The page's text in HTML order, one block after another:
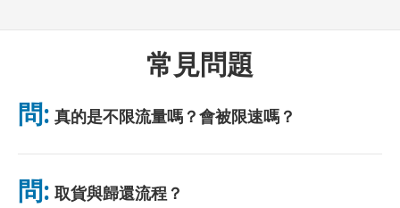
常見問題
問: 真的是不限流量嗎？會被限速嗎？
是的，真正無限。我們不採用公平使用政策（FUP）或任何限速措
可能影響網速。）若出現基於政策的限速，我們將補償租金。
問: 取貨與歸還流程？